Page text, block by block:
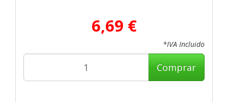
6,69 €
*IVA Incluido
Comprar